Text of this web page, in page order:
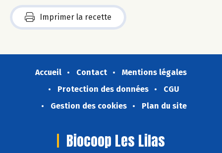
Imprimer la recette
Accueil Contact
Mentions légales
Protection des données
CGU
Gestion des cookies
Plan du site
Biocoop Les Lilas